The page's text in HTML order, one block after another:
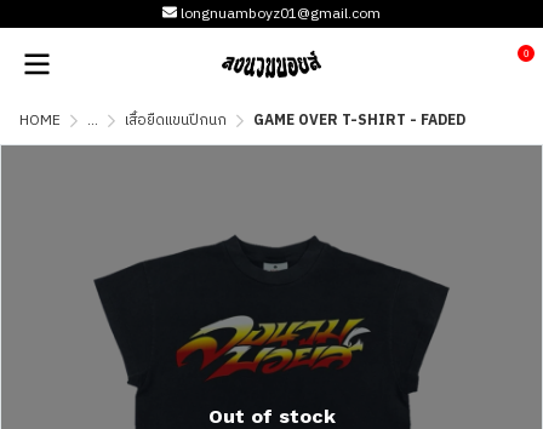
longnuamboyz01@gmail.com
0
HOME ... เสื้อยืดแขนปีกนก GAME OVER T-SHIRT - FADED
Out of stock